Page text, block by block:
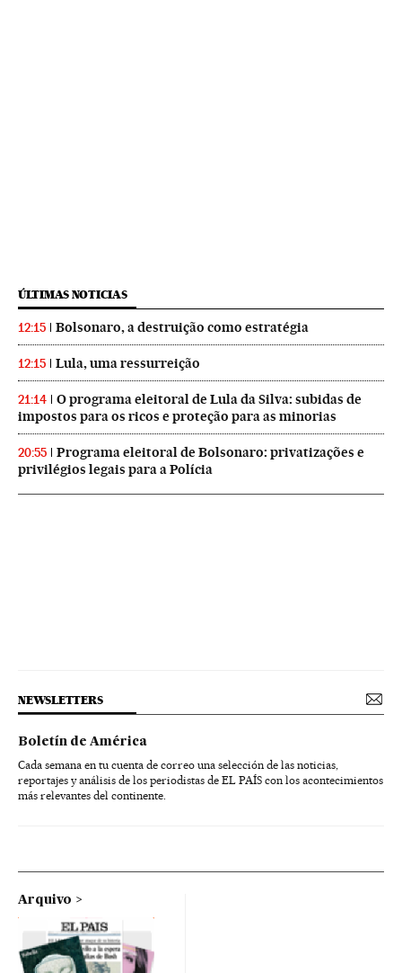
ÚLTIMAS NOTICIAS
12:15 Bolsonaro, a destruição como estratégia
12:15 Lula, uma ressurreição
21:14
O programa eleitoral de Lula da Silva: subidas de
impostos para os ricos e proteção para as minorias
20:55
Programa eleitoral de Bolsonaro: privatizações e
privilégios legais para a Polícia
NEWSLETTERS
Boletín de América
Cada semana en tu cuenta de correo una selección de las noticias,
reportajes y análisis de los periodistas de EL PAÍS con los acontecimientos
más relevantes del continente.
Arquivo